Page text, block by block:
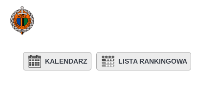
KALENDARZ LISTA RANKINGOWA